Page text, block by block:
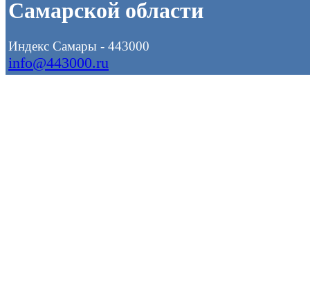
Самарской области
Индекс Самары - 443000
info@443000.ru